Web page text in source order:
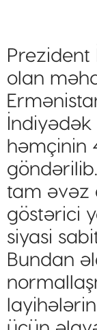
olan
İndiyədək
həmçinin
tam əvəz
göstərici
siyasi
Bundan